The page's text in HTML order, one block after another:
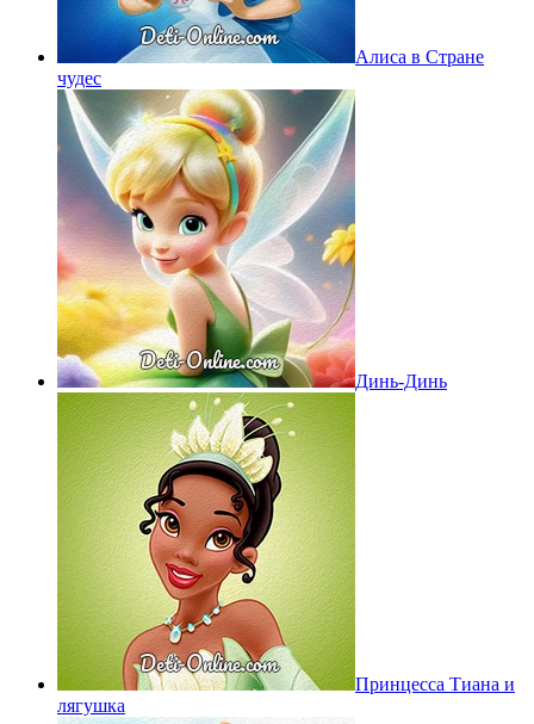
Алиса в Стране
чудес
Динь-Динь
Принцесса Тиана и
лягушка